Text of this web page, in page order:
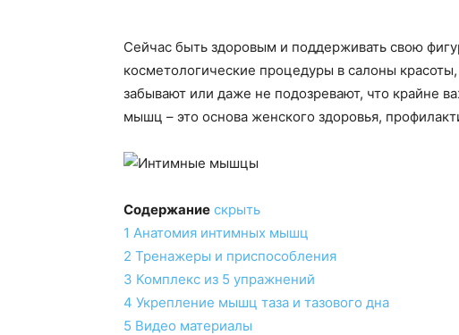
Сейчас быть здоровым и поддерживать свою
косметологические процедуры в салоны
забывают или даже не подозревают, что крайне
мышц – это основа женского здоровья,
Содержание скрыть
1 Анатомия интимных мышц
2 Тренажеры и приспособления
3 Комплекс из 5 упражнений
4 Укрепление мышц таза и тазового дна
5 Видео материалы